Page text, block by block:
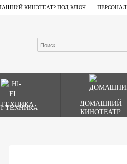
КИНОТЕАТР ПОД КЛЮЧ
ТЕХНИКА
ДОМАШНИЙ
КИНОТЕАТР